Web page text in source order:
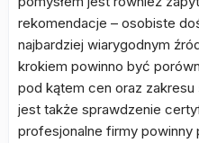
rekomendacje – osobiste
najbardziej wiarygodnym
krokiem powinno być
pod kątem cen oraz zakresu
jest także sprawdzenie
profesjonalne firmy powinny